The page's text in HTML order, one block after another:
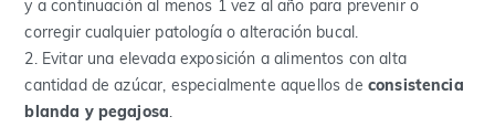
y a continuación al menos 1 vez al año para prevenir o
corregir cualquier patología o alteración bucal.
2. Evitar una elevada exposición a alimentos con alta
cantidad de azúcar, especialmente aquellos de consistencia
blanda y pegajosa.